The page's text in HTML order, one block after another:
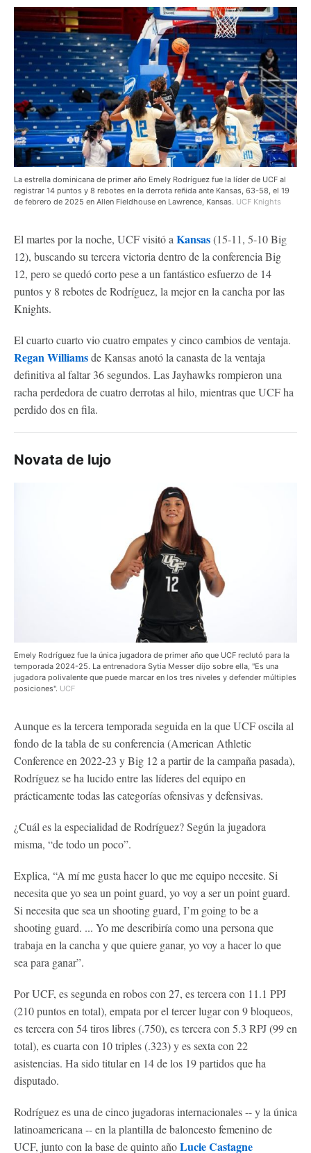
La estrella dominicana de primer año Emely Rodríguez fue la líder de UCF al
registrar 14 puntos y 8 rebotes en la derrota reñida ante Kansas, 63-58, el 19
de febrero de 2025 en Allen Fieldhouse en Lawrence, Kansas. UCF Knights
El martes por la noche, UCF visitó a Kansas(15-11, 5-10 Big
12), buscando su tercera victoria dentro de la conferencia Big
12, pero se quedó corto pese a un fantástico esfuerzo de 14
puntos y 8 rebotes de Rodríguez, la mejor en la cancha por las
Knights.
El cuarto cuarto vio cuatro empates y cinco cambios de ventaja.
Regan Williamsde Kansas anotó la canasta de la ventaja
definitiva al faltar 36 segundos. Las Jayhawks rompieron una
racha perdedora de cuatro derrotas al hilo, mientras que UCF ha
perdido dos en fila.
Novata de lujo
Emely Rodríguez fue la única jugadora de primer año que UCF reclutó para la
temporada 2024-25. La entrenadora Sytia Messer dijo sobre ella, "Es una
jugadora polivalente que puede marcar en los tres niveles y defender múltiples
posiciones". UCF
Aunque es la tercera temporada seguida en la que UCF oscila al
fondo de la tabla de su conferencia (American Athletic
Conference en 2022-23 y Big 12 a partir de la campaña pasada),
Rodríguez se ha lucido entre las líderes del equipo en
prácticamente todas las categorías ofensivas y defensivas.
¿Cuál es la especialidad de Rodríguez? Según la jugadora
misma, “de todo un poco”.
Explica, “A mí me gusta hacer lo que me equipo necesite. Si
necesita que yo sea un point guard, yo voy a ser un point guard.
Si necesita que sea un shooting guard, I’m going to be a
shooting guard. ... Yo me describiría como una persona que
trabaja en la cancha y que quiere ganar, yo voy a hacer lo que
sea para ganar”.
Por UCF, es segunda en robos con 27, es tercera con 11.1 PPJ
(210 puntos en total), empata por el tercer lugar con 9 bloqueos,
es tercera con 54 tiros libres (.750), es tercera con 5.3 RPJ (99 en
total), es cuarta con 10 triples (.323) y es sexta con 22
asistencias. Ha sido titular en 14 de los 19 partidos que ha
disputado.
Rodríguez es una de cinco jugadoras internacionales -- y la única
latinoamericana -- en la plantilla de baloncesto femenino de
UCF, junto con la base de quinto añoLucie Castagne